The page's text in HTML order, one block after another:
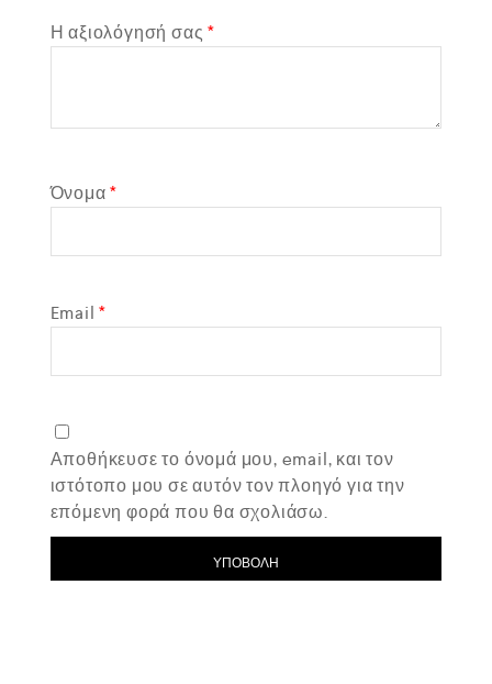
Η αξιολόγησή σας*
Όνομα*
Email*
Αποθήκευσε το όνομά μου, email, και τον
ιστότοπο μου σε αυτόν τον πλοηγό για την
επόμενη φορά που θα σχολιάσω.